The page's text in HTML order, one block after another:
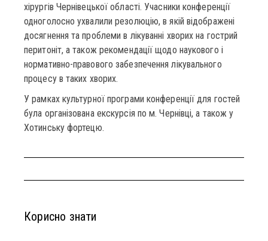
хірургів Чернівецької області. Учасники конференції
одноголосно ухвалили резолюцію, в якій відображені
досягнення та проблеми в лікуванні хворих на гострий
перитоніт, а також рекомендації щодо наукового і
нормативно-правового забезпечення лікувального
процесу в таких хворих.
У рамках культурної програми конференції для гостей
була організована екскурсія по м. Чернівці, а також у
Хотинську фортецю.
Корисно знати